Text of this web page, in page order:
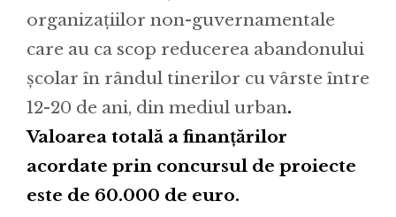
organizațiilor non-guvernamentale
care au ca scop reducerea abandonului
școlar în rândul tinerilor cu vârste între
12-20 de ani, din mediul urban.
Valoarea totală a finanțărilor
acordate prin concursul de proiecte
este de 60.000 de euro.